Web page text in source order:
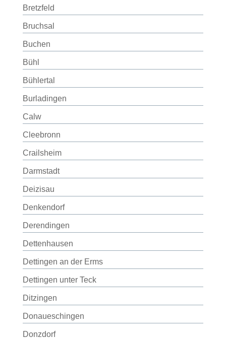
Bretzfeld
Bruchsal
Buchen
Bühl
Bühlertal
Burladingen
Calw
Cleebronn
Crailsheim
Darmstadt
Deizisau
Denkendorf
Derendingen
Dettenhausen
Dettingen an der Erms
Dettingen unter Teck
Ditzingen
Donaueschingen
Donzdorf